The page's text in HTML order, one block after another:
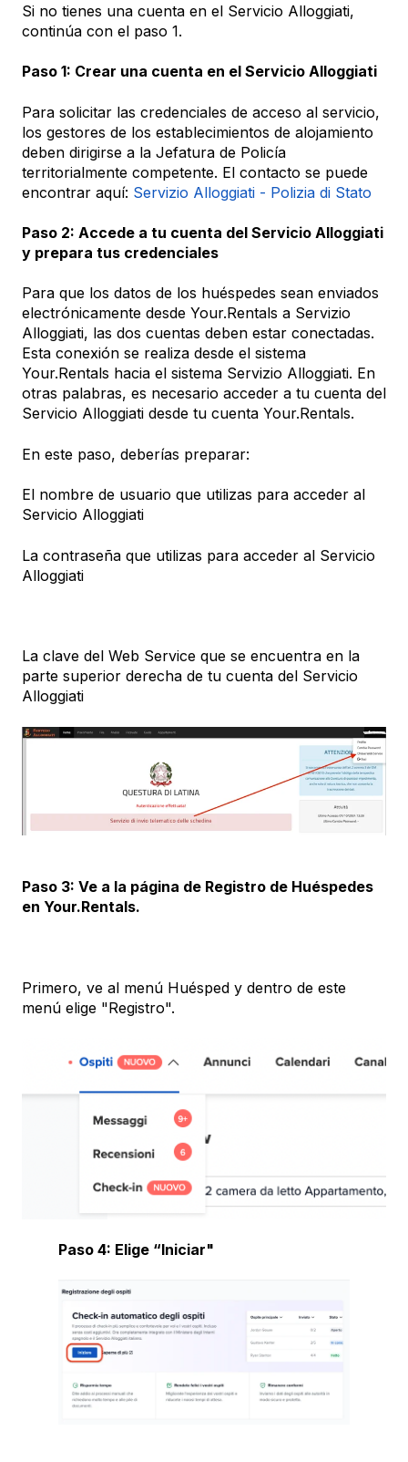
Si no tienes una cuenta en el Servicio Alloggiati,
continúa con el paso 1.
Paso 1: Crear una cuenta en el Servicio Alloggiati
Para solicitar las credenciales de acceso al servicio,
los gestores de los establecimientos de alojamiento
deben dirigirse a la Jefatura de Policía
territorialmente competente. El contacto se puede
encontrar aquí: Servizio Alloggiati - Polizia di Stato
Paso 2: Accede a tu cuenta del Servicio Alloggiati
y prepara tus credenciales
Para que los datos de los huéspedes sean enviados
electrónicamente desde Your.Rentals a Servizio
Alloggiati, las dos cuentas deben estar conectadas.
Esta conexión se realiza desde el sistema
Your.Rentals hacia el sistema Servizio Alloggiati. En
otras palabras, es necesario acceder a tu cuenta del
Servicio Alloggiati desde tu cuenta Your.Rentals.
En este paso, deberías preparar:
El nombre de usuario que utilizas para acceder al
Servicio Alloggiati
La contraseña que utilizas para acceder al Servicio
Alloggiati
La clave del Web Service que se encuentra en la
parte superior derecha de tu cuenta del Servicio
Alloggiati
Paso 3: Ve a la página de Registro de Huéspedes
en Your.Rentals.
Primero, ve al menú Huésped y dentro de este
menú elige "Registro".
Paso 4: Elige “Iniciar"